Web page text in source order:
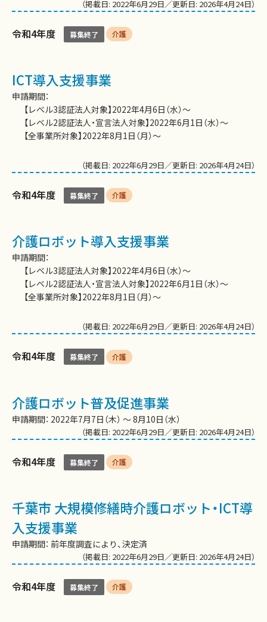
（掲載日: 2022年6月29日／更新日: 2026年4月24日）
令和4年度 募集終了 介護
ICT導入支援事業
申請期間：
【レベル3認証法人対象】2022年4月6日（水）〜
【レベル2認証法人・宣言法人対象】2022年6月1日（水）〜
【全事業所対象】2022年8月1日（月）～
（掲載日: 2022年6月29日／更新日: 2026年4月24日）
令和4年度 募集終了 介護
介護ロボット導入支援事業
申請期間：
【レベル3認証法人対象】2022年4月6日（水）〜
【レベル2認証法人・宣言法人対象】2022年6月1日（水）〜
【全事業所対象】2022年8月1日（月）～
（掲載日: 2022年6月29日／更新日: 2026年4月24日）
令和4年度 募集終了 介護
介護ロボット普及促進事業
申請期間： 2022年7月7日（木） 〜 8月10日（水）
（掲載日: 2022年6月29日／更新日: 2026年4月24日）
令和4年度 募集終了 介護
千葉市 大規模修繕時介護ロボット・ICT導
入支援事業
申請期間： 前年度調査により、決定済
（掲載日: 2022年6月29日／更新日: 2026年4月24日）
令和4年度 募集終了 介護